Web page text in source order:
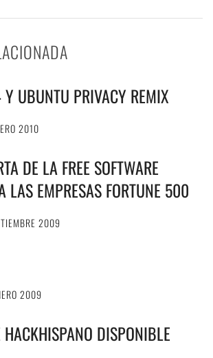
UBUNTU PRIVACY REMIX
2010
DE LA FREE SOFTWARE
LAS EMPRESAS FORTUNE 500
2009
2009
DISPONIBLE